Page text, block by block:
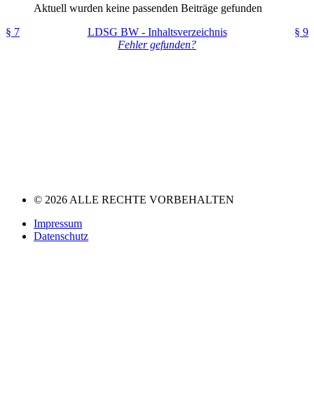
Aktuell wurden keine passenden Beiträge gefunden
§ 7
LDSG BW - Inhaltsverzeichnis
§ 9
Fehler gefunden?
© 2026 ALLE RECHTE VORBEHALTEN
Impressum
Datenschutz